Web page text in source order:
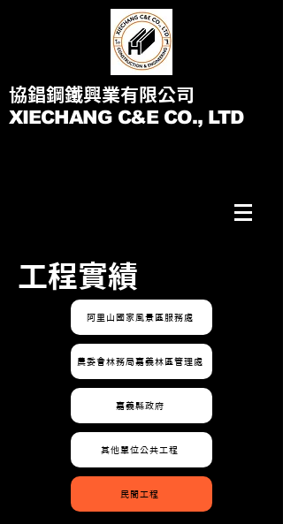
協錩鋼鐵興業有限公司
XIECHANG C&E CO., LTD
工程實績
阿里山國家風景區服務處
農委會林務局嘉義林區管理處
嘉義縣政府
其他單位公共工程
民間工程